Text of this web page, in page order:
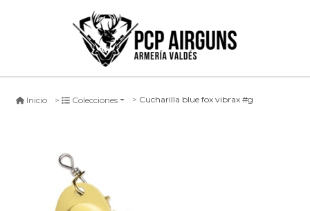
Inicio Colecciones Cucharilla blue fox vibrax #g